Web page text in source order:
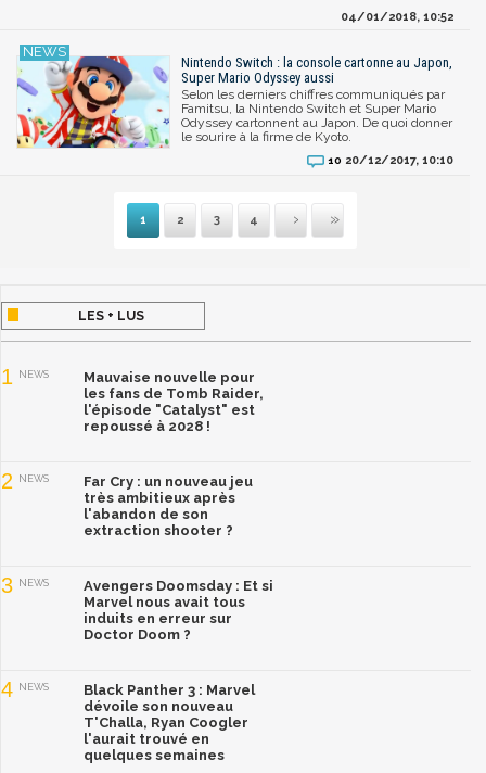
04/01/2018, 10:52
Nintendo Switch : la console cartonne au Japon,
Super Mario Odyssey aussi
Selon les derniers chiffres communiqués par
Famitsu, la Nintendo Switch et Super Mario
Odyssey cartonnent au Japon. De quoi donner
le sourire à la firme de Kyoto.
10 20/12/2017, 10:10
1 2 3 4
Suivante
Dernière
LES + LUS
1 NEWS
Mauvaise nouvelle pour
les fans de Tomb Raider,
l'épisode "Catalyst" est
repoussé à 2028 !
2 NEWS
Far Cry : un nouveau jeu
très ambitieux après
l'abandon de son
extraction shooter ?
3 NEWS
Avengers Doomsday : Et si
Marvel nous avait tous
induits en erreur sur
Doctor Doom ?
4 NEWS
Black Panther 3 : Marvel
dévoile son nouveau
T'Challa, Ryan Coogler
l'aurait trouvé en
quelques semaines